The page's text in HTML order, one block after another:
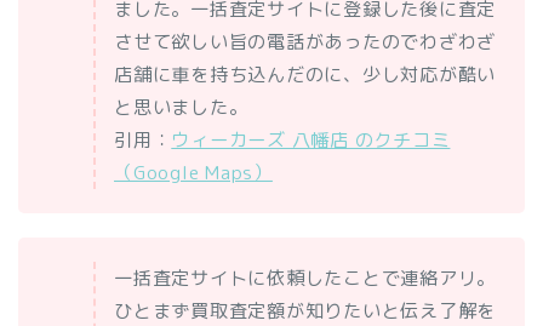
ました。一括査定サイトに登録した後に査定
させて欲しい旨の電話があったのでわざわざ
店舗に車を持ち込んだのに、少し対応が酷い
と思いました。
引用： ウィーカーズ 八幡店 のクチコミ
（Google Maps）
一括査定サイトに依頼したことで連絡アリ。
ひとまず買取査定額が知りたいと伝え了解を